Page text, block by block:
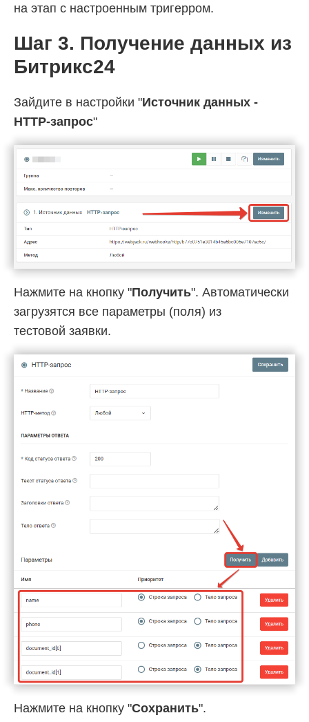
на этап с настроенным тригерром.
Шаг 3. Получение данных из
Битрикс24
Зайдите в настройки "Источник данных -
HTTP-запрос"
Нажмите на кнопку "Получить". Автоматически
загрузятся все параметры (поля) из
тестовой заявки.
Нажмите на кнопку "Сохранить".